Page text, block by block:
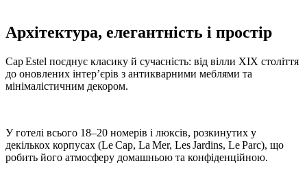
Архітектура, елегантність і простір
Cap Estel поєднує класику й сучасність: від вілли XIX століття
до оновлених інтер’єрів з антикварними меблями та
мінімалістичним декором.
У готелі всього 18–20 номерів і люксів, розкинутих у
декількох корпусах (Le Cap, La Mer, Les Jardins, Le Parc), що
робить його атмосферу домашньою та конфіденційною.